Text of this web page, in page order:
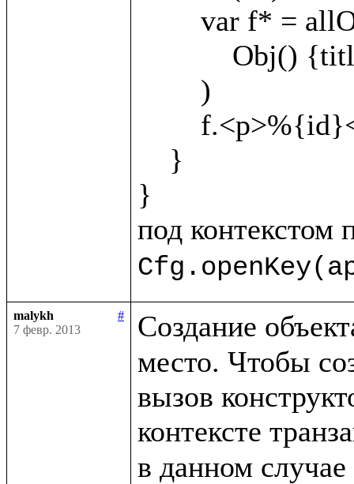
}
под контекстом
malykh
#
7 февр. 2013
Создание
место. Чтобы
вызов
контексте
в данном